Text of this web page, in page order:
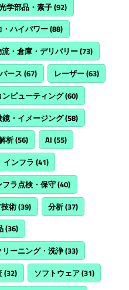
学部品・素子(92)
・ハイパワー(88)
・倉庫・デリバリー(73)
ース (67) レーザー(63)
ピューティング(60)
鏡・イメージング(58)
析(56) AI (55)
インフラ (41)
フラ点検・保守(40)
術(39) 分析(37)
(36)
リーニング・洗浄(33)
(32) ソフトウェア(31)